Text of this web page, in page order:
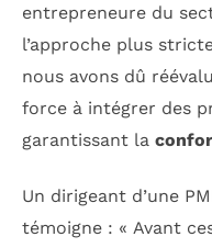
entrepreneure du
l’approche plus
nous avons dû
force à intégrer des
garantissant la
Un dirigeant d’une
témoigne : « Avant